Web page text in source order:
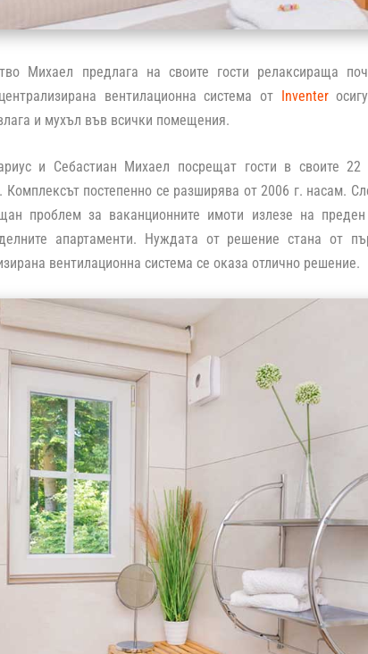
Михаел предлага на своите гости релаксираща
вентилационна система от Inventer
и мухъл във всички помещения.
и Себастиан Михаел посрещат гости в своите 22
Комплексът постепенно се разширява от 2006 г. насам.
проблем за ваканционните имоти излезе на преден
апартаменти. Нуждата от решение стана от
вентилационна система се оказа отлично решение.